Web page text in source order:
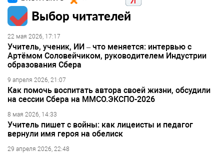
Выбор читателей
22 мая 2026, 17:17
Учитель, ученик, ИИ – что меняется: интервью с
Артёмом Соловейчиком, руководителем Индустрии
образования Сбера
9 апреля 2026, 21:07
Как помочь воспитать автора своей жизни, обсудили
на сессии Сбера на ММСО.ЭКСПО-2026
8 мая 2026, 14:33
Учитель пишет с войны: как лицеисты и педагог
вернули имя героя на обелиск
29 апреля 2026, 22:48